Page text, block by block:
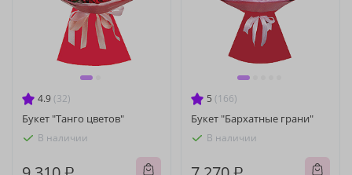
4.9 (32)
Букет "Танго цветов"
В наличии
5 (166)
Букет "Бархатные грани"
В наличии